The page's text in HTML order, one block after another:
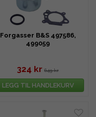
Forgasser B&S 497586,
499059
324 kr 649 kr
LEGG TIL HANDLEKURV